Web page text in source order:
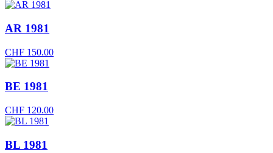
AR 1981
CHF 150.00
BE 1981
CHF 120.00
BL 1981